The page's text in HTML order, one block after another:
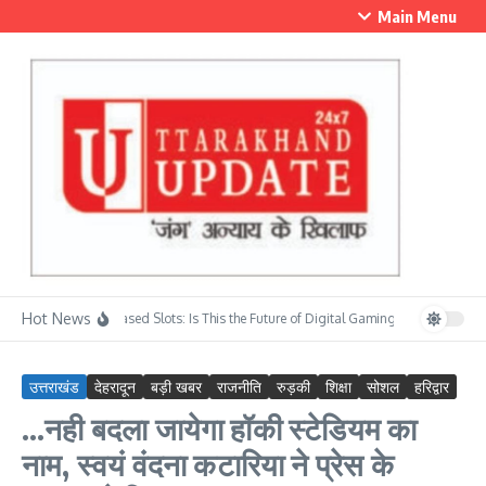
Main Menu
Hot NewsSkill-Based Slots: Is This the Future of Digital Gaming? सावन के
उत्तराखंड देहरादून बड़ी खबर राजनीति रुड़की शिक्षा सोशल हरिद्वार
…नही बदला जायेगा हॉकी स्टेडियम का
नाम, स्वयं वंदना कटारिया ने प्रेस के